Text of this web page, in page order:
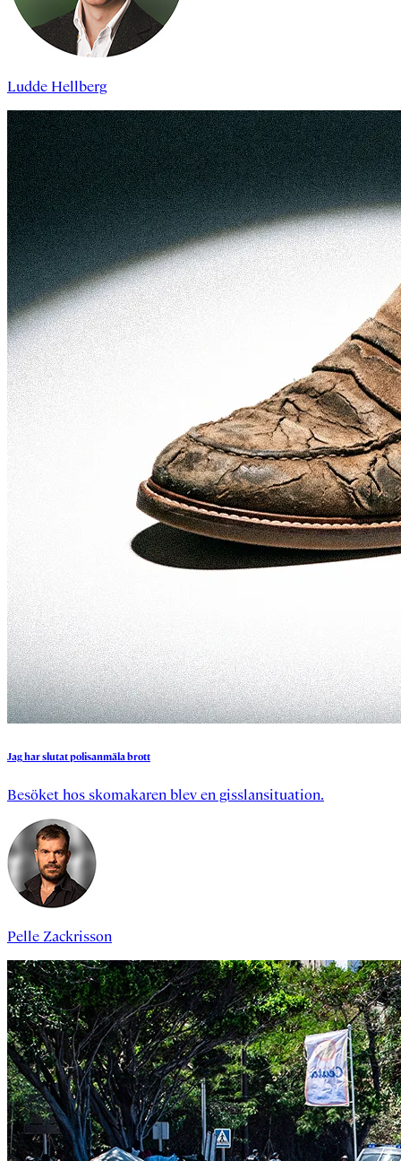
Ludde Hellberg
Jagharslutatpolisanmälabrott
Besöket hos skomakaren blev en gisslansituation.
Pelle Zackrisson